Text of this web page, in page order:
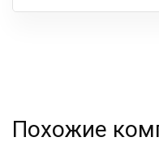
Ваша
Похожие